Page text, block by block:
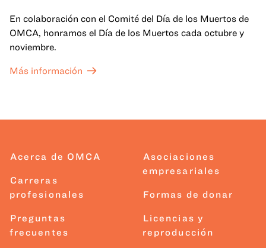
En colaboración con el Comité del Día de los Muertos de
OMCA, honramos el Día de los Muertos cada octubre y
noviembre.
Más información
Acerca de OMCA
Carreras
profesionales
Preguntas
frecuentes
Asociaciones
empresariales
Formas de donar
Licencias y
reproducción